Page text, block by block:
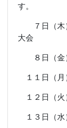
す。
７日（木
大会
８日（金）
１１日（月
１２日（火
１３日（水